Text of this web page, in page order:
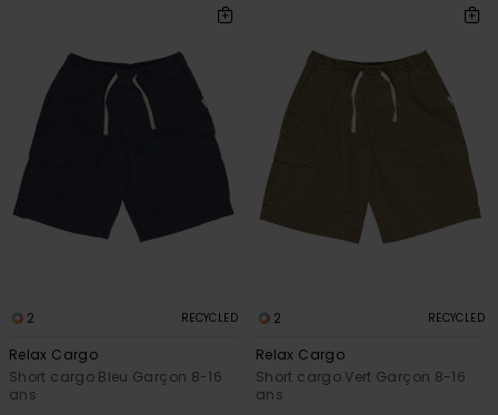
2 RECYCLED
Relax Cargo
Short cargo Bleu Garçon 8-16
ans
2 RECYCLED
Relax Cargo
Short cargo Vert Garçon 8-16
ans